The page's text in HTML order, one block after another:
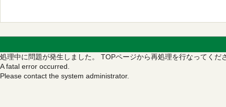
処理中に問題が発生しました。 TOPページから再処理を行なってくだ
A fatal error occurred.
Please contact the system administrator.